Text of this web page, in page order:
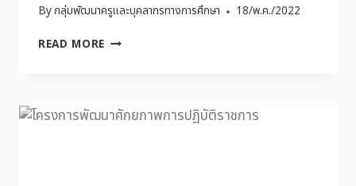
Byกลุ่มพัฒนาครูและบุคลากรทางการศึกษา 18/พ.ค./2022
READ MORE